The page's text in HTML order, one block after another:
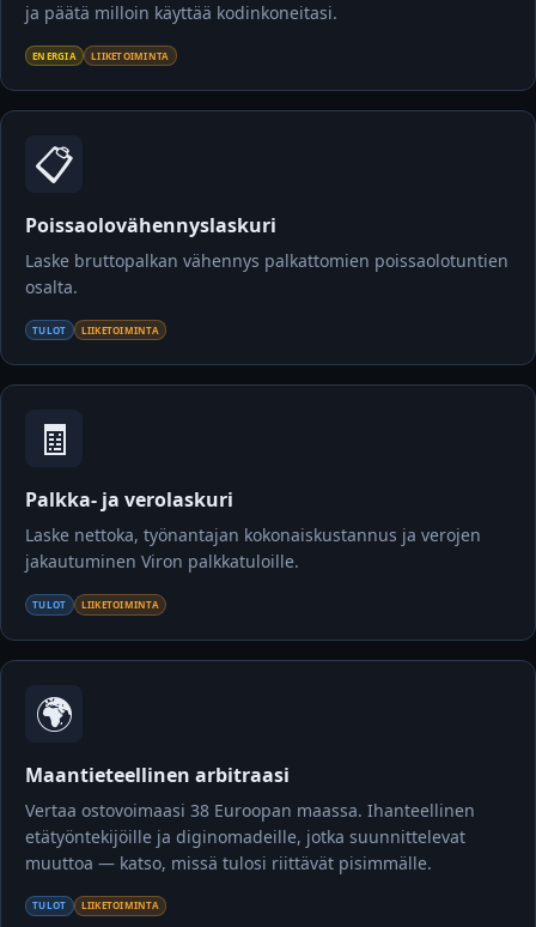
ja päätä milloin käyttää kodinkoneitasi.
ENERGIA LIIKETOIMINTA
📋
Poissaolovähennys­laskuri
Laske bruttopalkan vähennys palkattomien poissaolotuntien
osalta.
TULOT LIIKETOIMINTA
🧾
Palkka- ja verolaskuri
Laske nettoka, työnantajan kokonaiskustannus ja verojen
jakautuminen Viron palkkatuloille.
TULOT LIIKETOIMINTA
🌍
Maantieteellinen arbitraasi
Vertaa ostovoimaasi 38 Euroopan maassa. Ihanteellinen
etätyöntekijöille ja diginomadeille, jotka suunnittelevat
muuttoa — katso, missä tulosi riittävät pisimmälle.
TULOT LIIKETOIMINTA